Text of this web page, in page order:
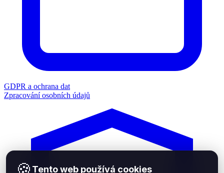
GDPR a ochrana dat
Zpracování osobních údajů
Tento web používá cookies